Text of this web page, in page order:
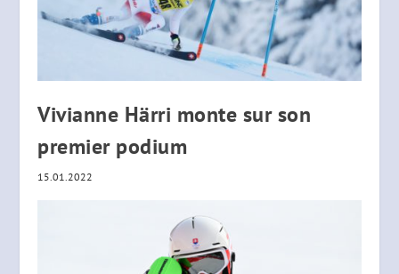
Vivianne Härri monte sur son
premier podium
15.01.2022